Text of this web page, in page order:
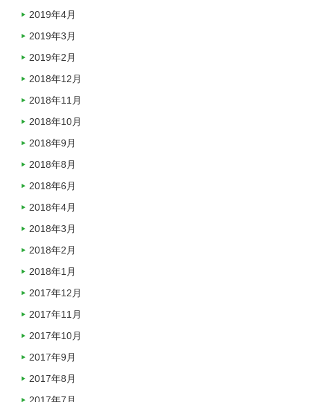
2019年4月
2019年3月
2019年2月
2018年12月
2018年11月
2018年10月
2018年9月
2018年8月
2018年6月
2018年4月
2018年3月
2018年2月
2018年1月
2017年12月
2017年11月
2017年10月
2017年9月
2017年8月